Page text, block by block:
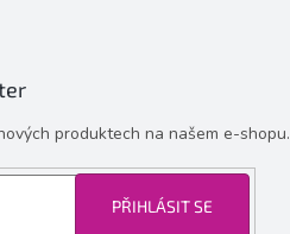
produktech na našem e-shopu.
PŘIHLÁSIT SE